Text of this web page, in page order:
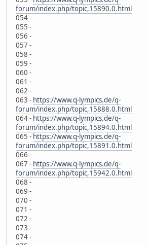
forum/index.php/topic,15890.0.html
054 -
055 -
056 -
057 -
058 -
059 -
060 -
061 -
062 -
063 - https://www.q-lympics.de/q-
forum/index.php/topic,15888.0.html
064 - https://www.q-lympics.de/q-
forum/index.php/topic,15894.0.html
065 - https://www.q-lympics.de/q-
forum/index.php/topic,15891.0.html
066 -
067 - https://www.q-lympics.de/q-
forum/index.php/topic,15942.0.html
068 -
069 -
070 -
071 -
072 -
073 -
074 -